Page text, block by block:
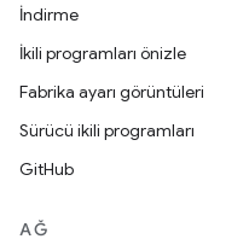
İndirme
İkili programları önizle
Fabrika ayarı görüntüleri
Sürücü ikili programları
GitHub
AĞ